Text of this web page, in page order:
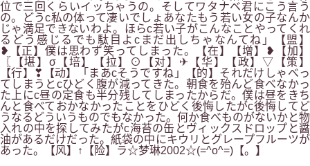
位で三回くらいイッちゃうの。そしてワタナベ君にこう言う
の。どうc私の体って凄いでしょあなたもう若い女の子なんか
じゃ満足できないわよ。ほらc若い子がこんなことやってくれ
るどう感じるでも駄目よcまだ出しちゃなんてね」【盟】
❥【正】僕は思わず笑ってしまった。【在】【增】❥【加】
〖【堪】σ【培】【拉】⊙【对】✈【华】【政】▽【策】
【行】❣【动】「まあcそうですね」【的】それだけしゃべっ
てしまうとcひどく腹が減ってきた。朝食を殆んど食べなかっ
た上にc昼の定食も半分残してしまったからだ。僕は昼をきち
んと食べておかなかったことをひどく後悔したがc後悔してど
うなるどういうものでもなかった。何か食べものがないかと物
入れの中を探してみたがc海苔の缶とヴィックスドロップと醤
油があるだけだった。紙袋の中にキウリとグレープフルーツが
あった。【风】↑【险】ラ☆梦琳2002☆(=^o^=)【。】